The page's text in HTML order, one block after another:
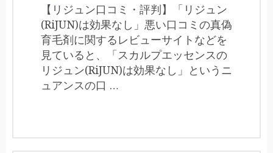
【リジュン口コミ・評判】「リジュン
(RiJUN)は効果なし」悪い口コミの真偽
育毛剤に関するレビューサイトなどを
見ていると、「スカルプエッセンスの
リジュン(RiJUN)は効果なし」というニ
ュアンスの口 …